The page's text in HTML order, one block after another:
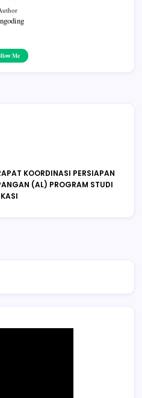
Me
KOORDINASI PERSIAPAN
(AL) PROGRAM STUDI